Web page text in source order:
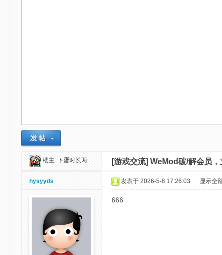
-
楼主: 下蛋时长两年半 [游戏交流] WeMod破/解会员
hysyyds 发表于 2026-5-8 17:26:03 显示全
666